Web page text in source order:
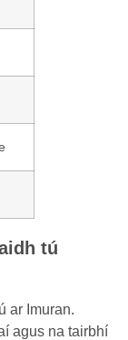
tú
ar Imuran.
agus na tairbhí